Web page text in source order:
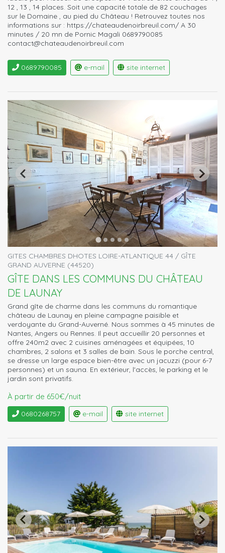
12 , 13 , 14 places. Soit une capacité totale de 82 couchages
sur le Domaine , au pied du Château ! Retrouvez toutes nos
informations sur : https://chateaudenoirbreuil.com/ A 30
minutes / 20 mn de Pornic Magali 0689790085
contact@chateaudenoirbreuil.com
0689790085 e-mail site internet
GITES CHAMBRES DHOTES LOIRE-ATLANTIQUE 44 / GÎTE
GRAND AUVERNE (44520)
GÎTE DANS LES COMMUNS DU CHÂTEAU
DE LAUNAY
Grand gîte de charme dans les communs du romantique
château de Launay en pleine campagne paisible et
verdoyante du Grand-Auverné. Nous sommes à 45 minutes de
Nantes, Angers ou Rennes. Il peut accueillir 20 personnes et
offre 240m2 avec 2 cuisines aménagées et équipées, 10
chambres, 2 salons et 3 salles de bain. Sous le porche central,
se dresse un large espace bien-être avec un jacuzzi (pour 6-7
personnes) et un sauna. En extérieur, l'accès, le parking et le
jardin sont privatifs.
À partir de 650€/nuit
0680268757 e-mail site internet